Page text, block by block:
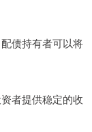
债持有者可以将
者提供稳定的收